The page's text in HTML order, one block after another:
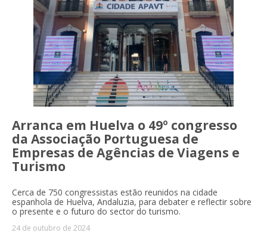
Arranca em Huelva o 49º congresso
da Associação Portuguesa de
Empresas de Agências de Viagens e
Turismo
Cerca de 750 congressistas estão reunidos na cidade
espanhola de Huelva, Andaluzia, para debater e reflectir sobre
o presente e o futuro do sector do turismo.
24 de outubro de 2024